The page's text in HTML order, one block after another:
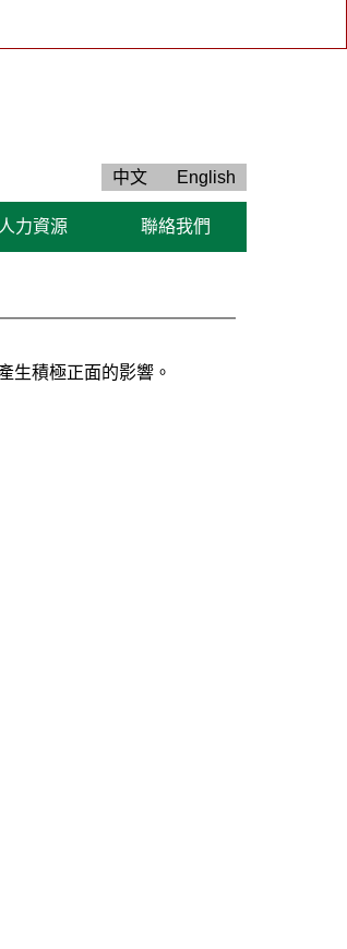
中文 English
人力資源 聯絡我們
生積極正面的影響。